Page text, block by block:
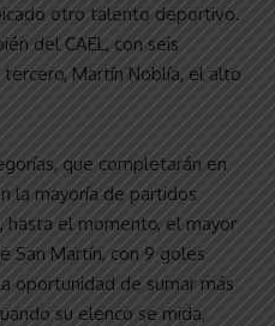
otro talento deportivo.
del CAEL, con seis
Martín Noblía, el alto
que completarán en
la mayoría de partidos
hasta el momento, el mayor
San Martín, con 9 goles
oportunidad de sumar más
su elenco se mida,